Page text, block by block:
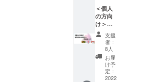
） 詳細
は本文
中のリ
ターン
紹介の
項目を
ご覧く
ださい
開催
日：
いま
す。 お
話会
は、一
回定員5
名様ま
で。
（心の
木メ
ソッド
ら、皆
さんと
お話を
してい
きま
す。子
どもに
イライ
ラして
回）。
畑作業
を通し
て、こ
れから
の生き
方、経
営につ
いて考
えてい
＜個人
の方向
け＞世
界マ
ザーサ
ロンが
運営す
る「心
の木・
マザー
支援
者：
8人
お届
け予
定：
2022